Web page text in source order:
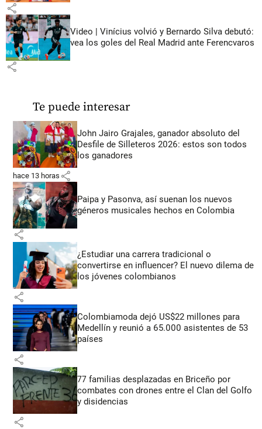
share
Video | Vinícius volvió y Bernardo Silva debutó:
vea los goles del Real Madrid ante Ferencvaros
share
Te puede interesar
John Jairo Grajales, ganador absoluto del
Desfile de Silleteros 2026: estos son todos
los ganadores
hace 13 horas share
Paipa y Pasonva, así suenan los nuevos
géneros musicales hechos en Colombia
share
¿Estudiar una carrera tradicional o
convertirse en influencer? El nuevo dilema de
los jóvenes colombianos
share
Colombiamoda dejó US$22 millones para
Medellín y reunió a 65.000 asistentes de 53
países
share
77 familias desplazadas en Briceño por
combates con drones entre el Clan del Golfo
y disidencias
share